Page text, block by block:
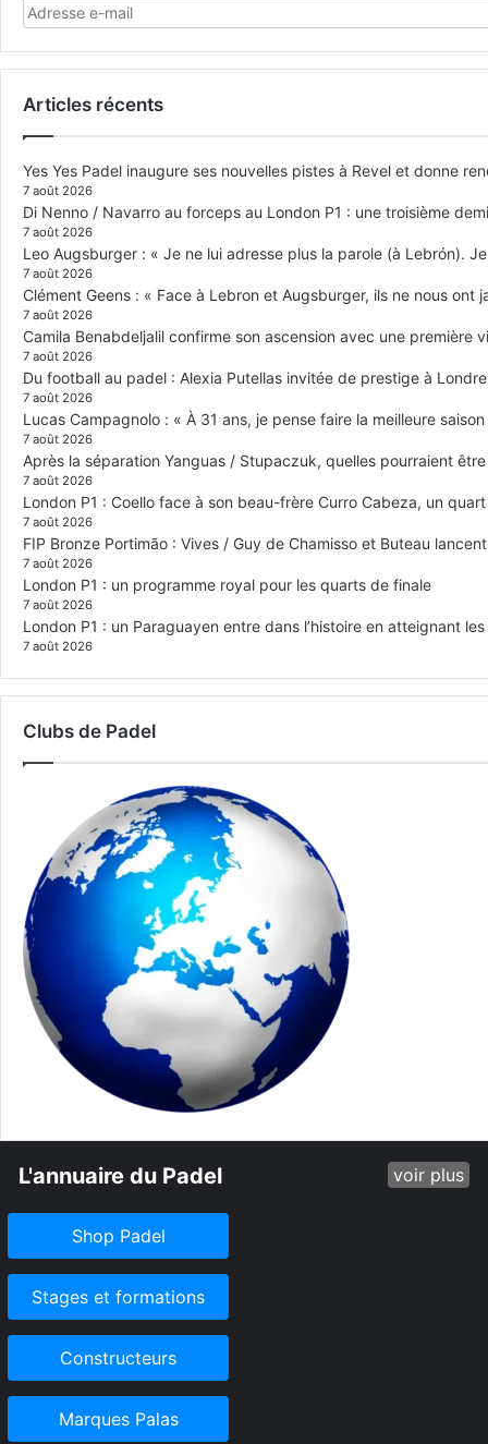
Articles récents
Yes Yes Padel inaugure ses nouvelles pistes à Revel et donne
7 août 2026
Di Nenno / Navarro au forceps au London P1 : une troisième
7 août 2026
Leo Augsburger : « Je ne lui adresse plus la parole (à Lebrón).
7 août 2026
Clément Geens : « Face à Lebron et Augsburger, ils ne nous ont
7 août 2026
Camila Benabdeljalil confirme son ascension avec une première
7 août 2026
Du football au padel : Alexia Putellas invitée de prestige à
7 août 2026
Lucas Campagnolo : « À 31 ans, je pense faire la meilleure
7 août 2026
Après la séparation Yanguas / Stupaczuk, quelles pourraient
7 août 2026
London P1 : Coello face à son beau-frère Curro Cabeza, un
7 août 2026
FIP Bronze Portimão : Vives / Guy de Chamisso et Buteau
7 août 2026
London P1 : un programme royal pour les quarts de finale
7 août 2026
London P1 : un Paraguayen entre dans l’histoire en atteignant
7 août 2026
Clubs de Padel
L'annuaire du Padel voir plus
Shop Padel
Stages et formations
Constructeurs
Marques Palas